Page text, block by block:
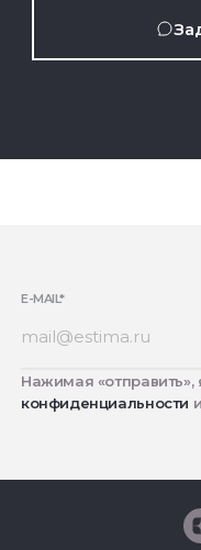
E-MAIL*
Нажимая
конфиденциальности и